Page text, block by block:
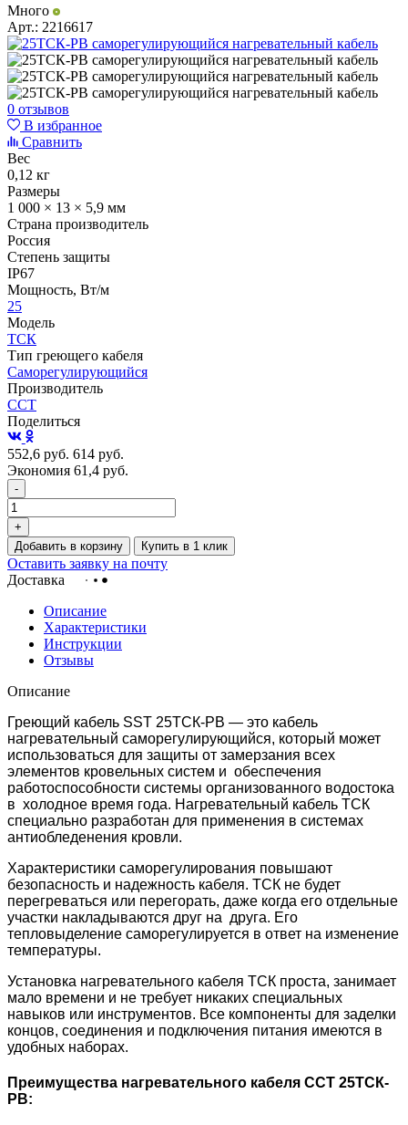
Много
Арт.: 2216617
0 отзывов
В избранное
Сравнить
Вес
0,12 кг
Размеры
1 000 × 13 × 5,9 мм
Страна производитель
Россия
Степень защиты
IP67
Мощность, Вт/м
25
Модель
ТСК
Тип греющего кабеля
Саморегулирующийся
Производитель
ССТ
Поделиться
552,6 руб. 614 руб.
Экономия 61,4 руб.
-
+
Добавить в корзину
Купить в 1 клик
Оставить заявку на почту
Доставка
Описание
Характеристики
Инструкции
Отзывы
Описание
Греющий кабель SST 25ТСК-РВ — это кабель
нагревательный саморегулирующийся, который может
использоваться для защиты от замерзания всех
элементов кровельных систем и обеспечения
работоспособности системы организованного водостока
в холодное время года. Нагревательный кабель ТСК
специально разработан для применения в системах
антиобледенения кровли.
Характеристики саморегулирования повышают
безопасность и надежность кабеля. TСК не будет
перегреваться или перегорать, даже когда его отдельные
участки накладываются друг на друга. Его
тепловыделение саморегулируется в ответ на изменение
температуры.
Установка нагревательного кабеля TСК проста, занимает
мало времени и не требует никаких специальных
навыков или инструментов. Все компоненты для заделки
концов, соединения и подключения питания имеются в
удобных наборах.
Преимущества нагревательного кабеля ССТ 25ТСК-
РВ: